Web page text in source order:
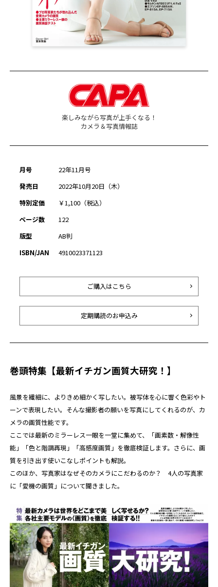
楽しみながら写真が上手くなる！
カメラ＆写真情報誌
月号
22年11月号
発売日
2022年10月20日（木）
特別定価
￥1,100（税込）
ページ数
122
版型
AB判
ISBN/JAN
4910023371123
ご購入はこちら
定期購読のお申込み
巻頭特集【最新イチガン画質大研究！】
風景を繊細に、よりきめ細かく写したい。被写体を心に響く色彩やト
ーンで表現したい。そんな撮影者の願いを写真にしてくれるのが、カ
メラの画質性能です。
ここでは最新のミラーレス一眼を一堂に集めて、「画素数・解像性
能」「色と階調再現」「高感度画質」を徹底検証します。さらに、画
質を引き出す使いこなしポイントも解説。
このほか、写真家はなぜそのカメラにこだわるのか？ 4人の写真家
に「愛機の画質」について聞きました。